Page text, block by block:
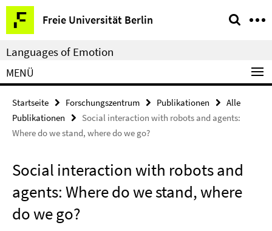
Springe
direkt
zu
Inhalt
Freie Universität Berlin
Service-
Navigation
Languages of Emotion
MENÜ
Startseite Forschungszentrum Publikationen
Alle
Publikationen
Social interaction with robots and agents:
Where do we stand, where do we go?
Social interaction with robots and
agents: Where do we stand, where
do we go?